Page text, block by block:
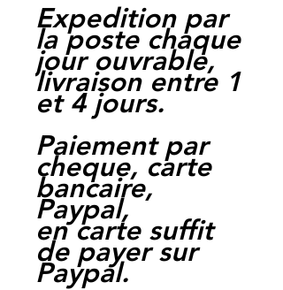
Expedition par
la poste chaque
jour ouvrable,
livraison entre 1
et 4 jours.
Paiement par
cheque, carte
bancaire,
Paypal,
en carte suffit
de payer sur
Paypal.